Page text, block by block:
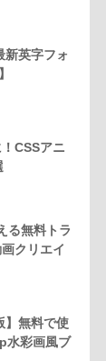
新英字フォ
CSSアニ
る無料トラ
クリエイ
】無料で使
水彩画風ブ